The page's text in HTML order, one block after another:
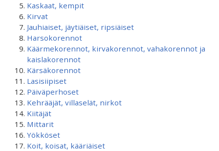
Kaskaat, kempit
Kirvat
Jauhiaiset, jäytiäiset, ripsiäiset
Harsokorennot
Käärmekorennot, kirvakorennot, vahakorennot ja
kaislakorennot
Kärsäkorennot
Lasisiipiset
Päiväperhoset
Kehrääjät, villaselät, nirkot
Kiitäjät
Mittarit
Yökköset
Koit, koisat, kääriäiset